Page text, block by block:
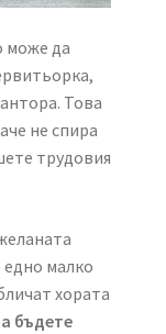
може да
Това
не спира
трудовия
малко
хората
бъдете